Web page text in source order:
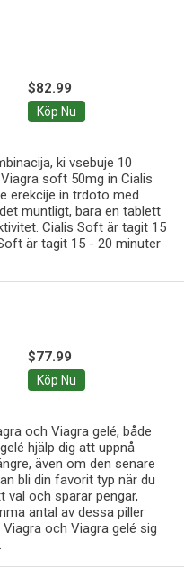
$82.99
Köp Nu
ki vsebuje 10
soft 50mg in Cialis
erekcije in trdoto med
muntligt, bara en tablett
Cialis Soft är tagit 15
är tagit 15 - 20 minuter
$77.99
Köp Nu
och Viagra gelé, både
hjälp dig att uppnå
även om den senare
bli din favorit typ när du
val och sparar pengar,
antal av dessa piller
och Viagra gelé sig